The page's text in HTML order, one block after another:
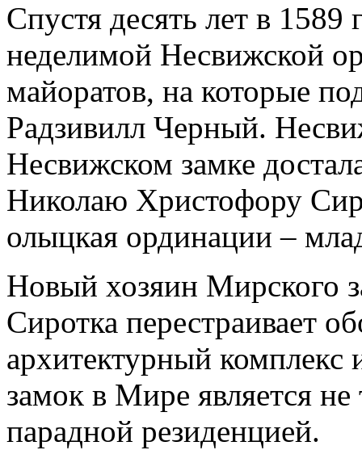
Спустя десять лет в
неделимой Несвижской
майоратов, на которые
Радзивилл Черный.
Несвижском замке
Николаю Христофору
олыцкая ординации –
Новый хозяин Мирского
Сиротка перестраивает
архитектурный комплекс
замок в Мире является
парадной резиденцией.